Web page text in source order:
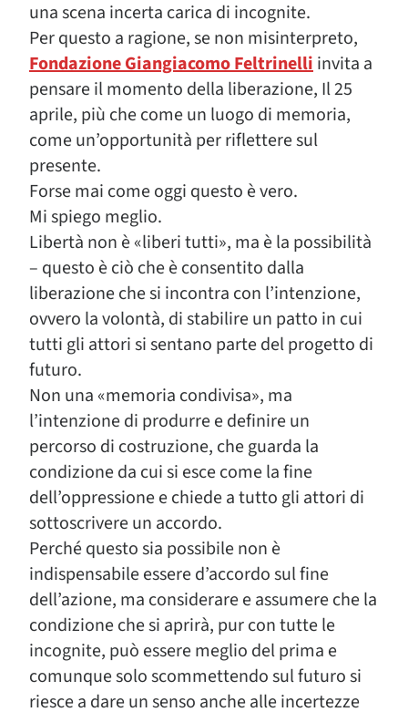
una scena incerta carica di incognite.
Per questo a ragione, se non misinterpreto,
Fondazione Giangiacomo Feltrinelliinvita a
pensare il momento della liberazione, Il 25
aprile, più che come un luogo di memoria,
come un’opportunità per riflettere sul
presente.
Forse mai come oggi questo è vero.
Mi spiego meglio.
Libertà non è «liberi tutti», ma è la possibilità
– questo è ciò che è consentito dalla
liberazione che si incontra con l’intenzione,
ovvero la volontà, di stabilire un patto in cui
tutti gli attori si sentano parte del progetto di
futuro.
Non una «memoria condivisa», ma
l’intenzione di produrre e definire un
percorso di costruzione, che guarda la
condizione da cui si esce come la fine
dell’oppressione e chiede a tutto gli attori di
sottoscrivere un accordo.
Perché questo sia possibile non è
indispensabile essere d’accordo sul fine
dell’azione, ma considerare e assumere che la
condizione che si aprirà, pur con tutte le
incognite, può essere meglio del prima e
comunque solo scommettendo sul futuro si
riesce a dare un senso anche alle incertezze